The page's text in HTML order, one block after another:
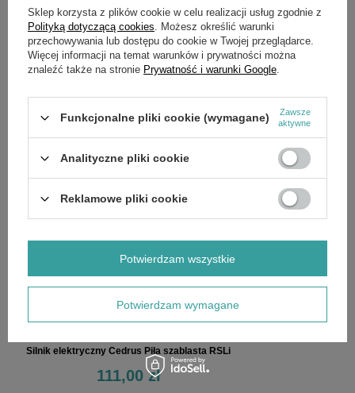
SZCZEGÓŁOWE DANE
Marka Cedrus
Symbol 580520
OSTATNIO OGLĄDANE
Silnik elektryczny Cedrus Piła szablasta RSLi
111,00 zł
Sklep korzysta z plików cookie w celu realizacji usług zgodnie z
Polityką dotyczącą cookies . Możesz określić warunki
przechowywania lub dostępu do cookie w Twojej przeglądarce.
Więcej informacji na temat warunków i prywatności można
znaleźć także na stronie Prywatność i warunki Google
Funkcjonalne pliki cookie (wymagane)
Zawsze
aktywne
Analityczne pliki cookie
Reklamowe pliki cookie
Potwierdzam wymagane
Potwierdzam wszystkie